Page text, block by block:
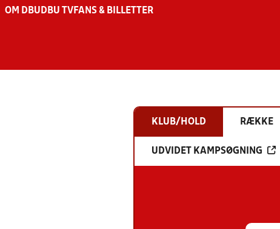
OM DBU DBU TV FANS & BILLETTER
KLUB/HOLD RÆKKE
UDVIDET KAMPSØGNING